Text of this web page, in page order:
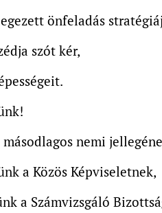
önfeladás
szót kér,
nemi
a Közös Képviseletnek,
a Számvizsgáló